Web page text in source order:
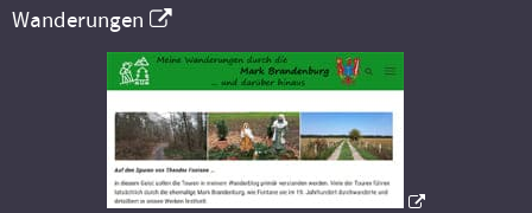
Wanderungen